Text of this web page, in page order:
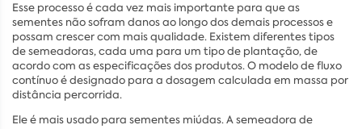
Esse processo é cada vez mais importante para que as
sementes não sofram danos ao longo dos demais processos e
possam crescer com mais qualidade. Existem diferentes tipos
de semeadoras, cada uma para um tipo de plantação, de
acordo com as especificações dos produtos. O modelo de fluxo
contínuo é designado para a dosagem calculada em massa por
distância percorrida.
Ele é mais usado para sementes miúdas. A semeadora de